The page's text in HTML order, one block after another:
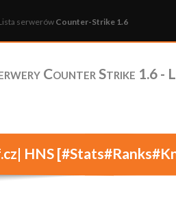
serwerówCounter-Strike 1.6
Counter Strike 1.6 -
HNS